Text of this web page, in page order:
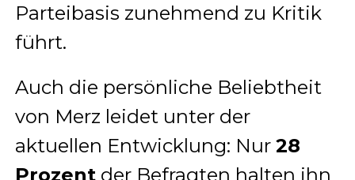
Parteibasis zunehmend zu Kritik
führt.
Auch die persönliche Beliebtheit
von Merz leidet unter der
aktuellen Entwicklung: Nur 28
Prozentder Befragten halten ihn